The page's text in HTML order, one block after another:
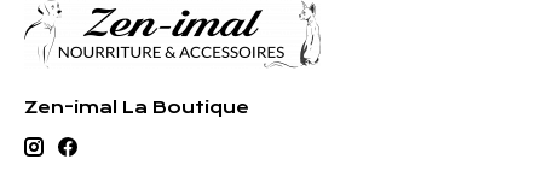
Zen-imal La Boutique